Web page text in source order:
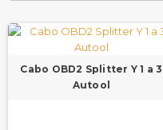
Cabo OBD2 Splitter Y 1 a 3
Autool